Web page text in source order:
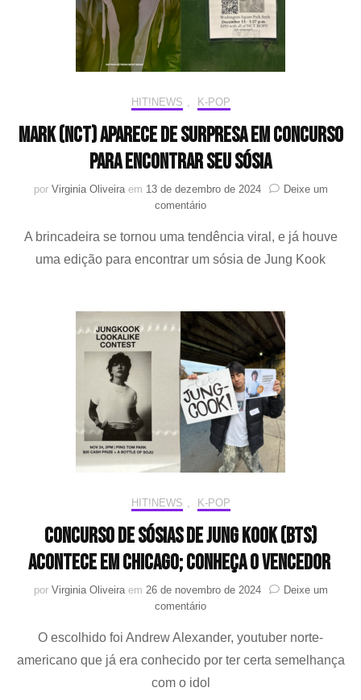
HIT!NEWS K-POP
MARK (NCT) aparece de surpresa em concurso
para encontrar seu sósia
por Virginia Oliveira em 13 de dezembro de 2024
Deixe um
comentárioem
(NCT)
aparece
concurso
para
encontrar
seu
sósia
A brincadeira se tornou uma tendência viral, e já houve
uma edição para encontrar um sósia de Jung Kook
HIT!NEWS K-POP
Concurso de sósias de Jung Kook (BTS)
acontece em Chicago; conheça o vencedor
por Virginia Oliveira em 26 de novembro de 2024
Deixe um
comentárioem
de
sósias
de
Jung
O escolhido foi Andrew Alexander, youtuber norte-
americano que já era conhecido por ter certa semelhança
com o idol